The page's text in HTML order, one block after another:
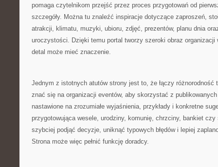
pomaga czytelnikom przejść przez proces przygotowań od
szczegóły. Można tu znaleźć inspiracje dotyczące zaproszeń,
atrakcji, klimatu, muzyki, ubioru, zdjęć, prezentów, planu dnia
uroczystości. Dzięki temu portal tworzy szeroki obraz
detal może mieć znaczenie.
Jednym z istotnych atutów strony jest to, że łączy różnorodność
znać się na organizacji eventów, aby skorzystać z publikowanych
nastawione na zrozumiałe wyjaśnienia, przykłady i konkretne
przygotowująca wesele, urodziny, komunię, chrzciny, bankiet
szybciej podjąć decyzje, uniknąć typowych błędów i lepiej
Strona może więc pełnić funkcję doradcy.